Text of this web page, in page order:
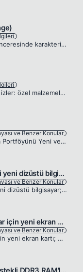
Takas isteğine, işlem menüsü penceresinde karakterin ardından takas simgesini tıklatarak takas yapmak istediğiniz karakter aracılığıyla devam edilebilir. Diğer kişi isteği kabul ettiğinde takas başla...
İpek Yolu kervanı aşağıdaki sırayı izler: özel malzemeler satın al – diğer bölgelere gitmek için nakil araçlarını kullan – sat; herkes tarafından kolaylıkla kullanılabilir ve satıcı bölgeler arasında...
ve Benzer Konular
Toshiba HD Kayıt Özellikli Kamera Portföyünü Yeni ve Şık Camileo H20 ile Genişletiyor. Toshiba serisine yeni katılan Camileo H20, yüksek kalitede video özelliğini kolay kullanım ile çekici ve şık bir...
Lenovo'dan VIA Nano işlemcili yeni dizüstü bilgisayar
ve Benzer Konular
Lenovo'dan VIA Nano işlemcili yeni dizüstü bilgisayar; IdeaPad S12 Dünyanın en büyük bilgisayar üreticilerinden Lenovo, VIA Nano işlemcili yeni dizüstü bilgisayarını duyurdu. Nvidia ION platformunu k...
Nvidia'dan dizüstü bilgisayarlar için yeni ekran kartı
ve Benzer Konular
Nvidia'dan dizüstü bilgisayarlar için yeni ekran kartı; GeForce GTS 250M Kısa bir süre önce 40nm üretim teknolojisiyle hazırladığı DirectX 10.1 destekli GeForce 200M serisi mobil grafik işlemcilerini...